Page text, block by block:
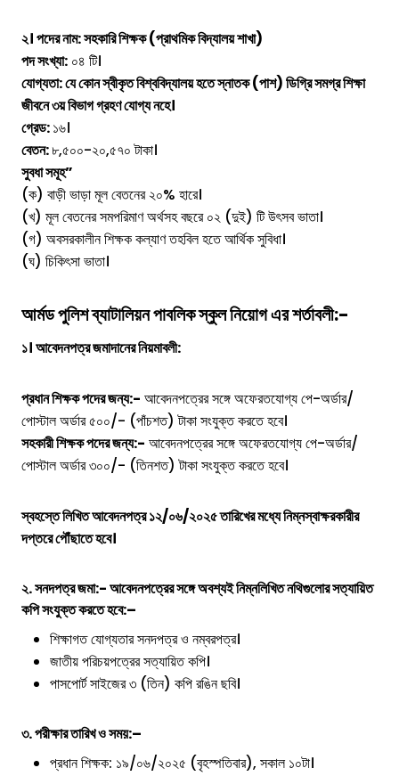
২। পদের নাম: সহকারি শিক্ষক (প্রাথমিক বিদ্যালয় শাখা)
পদ সংখ্যা: ০৪ টি।
যোগ্যতা: যে কোন স্বীকৃত বিশ্ববিদ্যালয় হতে স্নাতক (পাশ) ডিগ্রি সমগ্র শিক্ষা
জীবনে ৩য় বিভাগ গ্রহণ যোগ্য নহে।
গ্রেড:১৬।
বেতন:৮,৫০০-২০,৫৭০ টাকা।
সুবধা সমূহ”
(ক) বাড়ী ভাড়া মূল বেতনের ২০% হারে।
(খ) মূল বেতনের সমপরিমাণ অর্থসহ বছরে ০২ (দুই) টি উৎসব ভাতা।
(গ) অবসরকালীন শিক্ষক কল্যাণ তহবিল হতে আর্থিক সুবিধা।
(ঘ) চিকিৎসা ভাতা।
আর্মড পুলিশ ব্যাটালিয়ন পাবলিক স্কুলনিয়োগ এর শর্তাবলী:-
১। আবেদনপত্র জমাদানের নিয়মাবলী:
প্রধান শিক্ষক পদের জন্য:- আবেদনপত্রের সঙ্গে অফেরতযোগ্য পে-অর্ডার/
পোস্টাল অর্ডার ৫০০/- (পাঁচশত) টাকা সংযুক্ত করতে হবে।
সহকারী শিক্ষক পদের জন্য:- আবেদনপত্রের সঙ্গে অফেরতযোগ্য পে-অর্ডার/
পোস্টাল অর্ডার ৩০০/- (তিনশত) টাকা সংযুক্ত করতে হবে।
স্বহস্তে লিখিত আবেদনপত্র ১২/০৬/২০২৫ তারিখের মধ্যে নিম্নস্বাক্ষরকারীর
দপ্তরে পৌঁছাতে হবে।
২. সনদপত্র জমা:- আবেদনপত্রের সঙ্গে অবশ্যই নিম্নলিখিত নথিগুলোর সত্যায়িত
কপি সংযুক্ত করতে হবে:–
শিক্ষাগত যোগ্যতার সনদপত্র ও নম্বরপত্র।
জাতীয় পরিচয়পত্রের সত্যায়িত কপি।
পাসপোর্ট সাইজের ৩ (তিন) কপি রঙিন ছবি।
৩. পরীক্ষার তারিখ ও সময়:–
প্রধান শিক্ষক: ১৯/০৬/২০২৫ (বৃহস্পতিবার), সকাল ১০টা।